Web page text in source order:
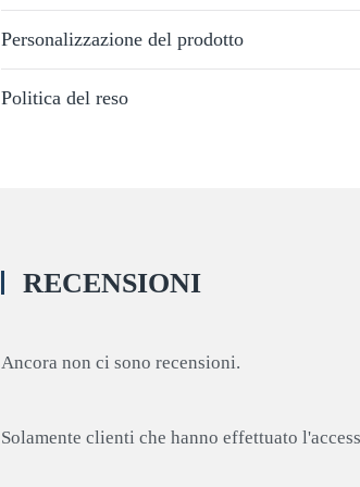
Personalizzazione del prodotto
Politica del reso
RECENSIONI
Ancora non ci sono recensioni.
Solamente clienti che hanno effettuato